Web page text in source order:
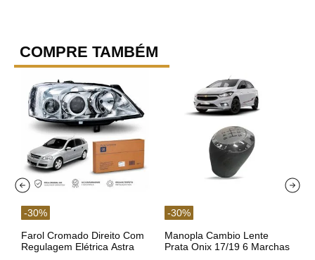
COMPRE TAMBÉM
-30%
Farol Cromado Direito Com
Regulagem Elétrica Astra
-30%
Manopla Cambio Lente
Prata Onix 17/19 6 Marchas